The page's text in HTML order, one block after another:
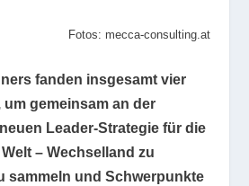
Fotos: mecca-consulting.at
fanden insgesamt vier
gemeinsam an der
Leader-Strategie für die
– Wechselland zu
sammeln und Schwerpunkte